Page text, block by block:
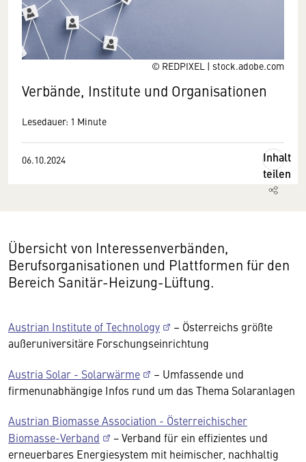
© REDPIXEL | stock.adobe.com
Verbände, Institute und Organisationen
Lesedauer: 1 Minute
06.10.2024
Inhalt
teilen
Übersicht von Interessenverbänden,
Berufsorganisationen und Plattformen für den
Bereich Sanitär-Heizung-Lüftung.
Austrian Institute of Technology
– Österreichs größte
außeruniversitäre Forschungseinrichtung
Austria Solar - Solarwärme
– Umfassende und
firmenunabhängige Infos rund um das Thema Solaranlagen
Austrian Biomasse Association - Österreichischer
Biomasse-Verband
− Verband für ein effizientes und
erneuerbares Energiesystem mit heimischer, nachhaltig